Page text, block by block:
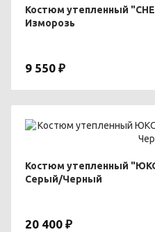
Костюм утепленный
Изморозь
9 550 ₽
Костюм утепленный
Серый/Черный
20 400 ₽